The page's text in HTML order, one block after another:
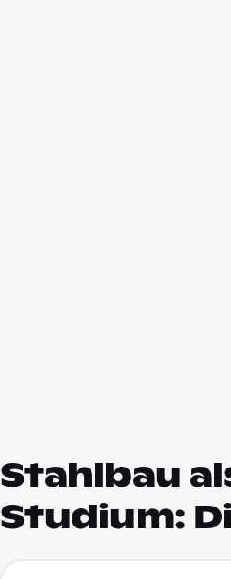
Stahlbau
Studium: